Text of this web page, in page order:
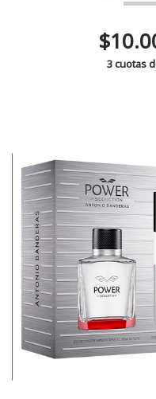
3 cuotas